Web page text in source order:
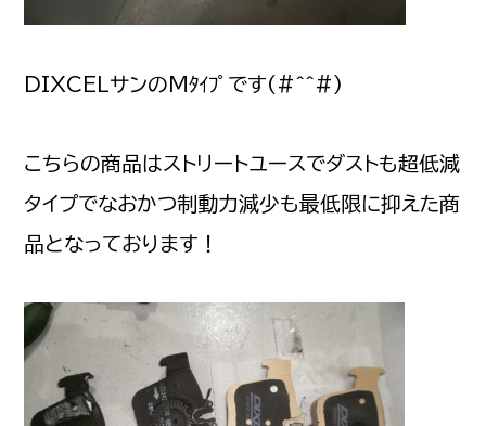
DIXCELサンのMﾀｲﾌﾟです(#^^#)
こちらの商品はストリートユースでダストも超低減
タイプでなおかつ制動力減少も最低限に抑えた商
品となっております！